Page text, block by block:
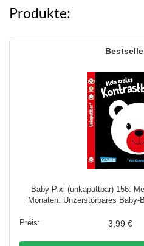
Produkte:
Baby Pixi (unkaputtbar) 156:
Monaten: Unzerstörbares Baby-
3,99 €